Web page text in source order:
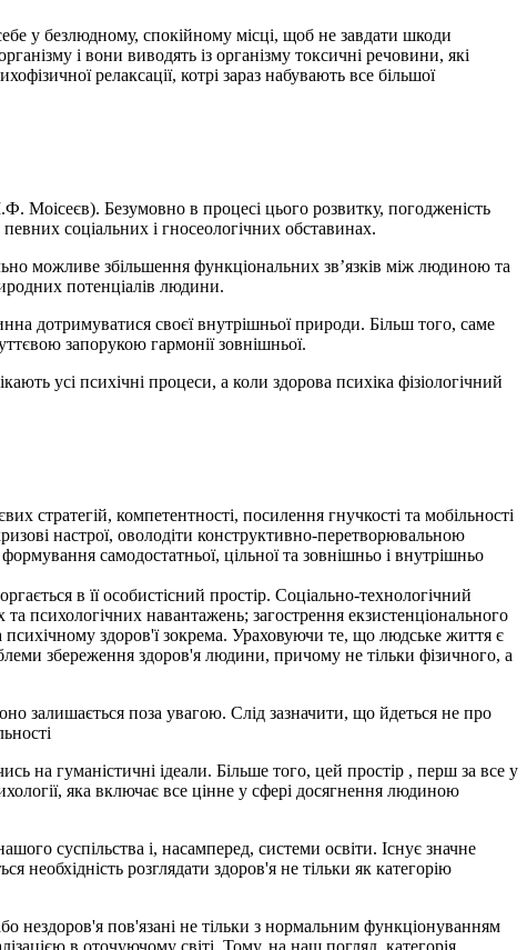
у безлюдному, спокійному місці, щоб не завдати шкоди
і вони виводять із організму токсичні речовини, які
релаксації, котрі зараз набувають все більшої
Моісеєв). Безумовно в процесі цього розвитку, погодженість
соціальних і гносеологічних обставинах.
можливе збільшення функціональних зв’язків між людиною та
потенціалів людини.
дотримуватися своєї внутрішньої природи. Більш того, саме
запорукою гармонії зовнішньої.
усі психічні процеси, а коли здорова психіка фізіологічний
стратегій, компетентності, посилення гнучкості та мобільності
настрої, оволодіти конструктивно-перетворювальною
самодостатньої, цільної та зовнішньо і внутрішньо
в її особистісний простір. Соціально-технологічний
психологічних навантажень; загострення екзистенціонального
психічному здоров'ї зокрема. Ураховуючи те, що людське життя є
збереження здоров'я людини, причому не тільки фізичного, а
залишається поза увагою. Слід зазначити, що йдеться не про
на гуманістичні ідеали. Більше того, цей простір , перш за все у
яка включає все цінне у сфері досягнення людиною
суспільства і, насамперед, системи освіти. Існує значне
необхідність розглядати здоров'я не тільки як категорію
нездоров'я пов'язані не тільки з нормальним функціонуванням
в оточуючому світі. Тому, на наш погляд, категорія